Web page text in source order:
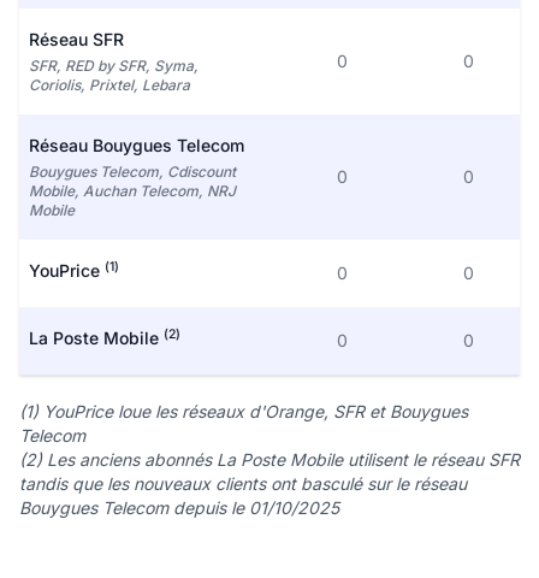
Réseau SFR
SFR, RED by SFR, Syma,
Coriolis, Prixtel, Lebara
0 0
Réseau Bouygues Telecom
Bouygues Telecom, Cdiscount
Mobile, Auchan Telecom, NRJ
Mobile
0 0
YouPrice (1) 0 0
La Poste Mobile (2) 0 0
(1) YouPrice loue les réseaux d'Orange, SFR et Bouygues
Telecom
(2) Les anciens abonnés La Poste Mobile utilisent le réseau SFR
tandis que les nouveaux clients ont basculé sur le réseau
Bouygues Telecom depuis le 01/10/2025